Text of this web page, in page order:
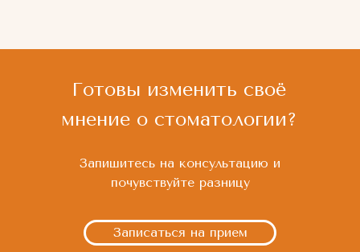
Готовы изменить своё
мнение о стоматологии?
Запишитесь на консультацию и
почувствуйте разницу
Записаться на прием